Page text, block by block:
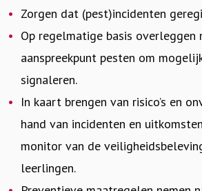
Zorgen dat (pest)incidenten
Op regelmatige basis overleggen
aanspreekpunt pesten om
signaleren.
In kaart brengen van risico’s en
hand van incidenten en
monitor van de
leerlingen.